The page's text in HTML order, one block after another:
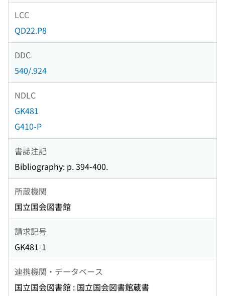
LCC
QD22.P8
DDC
540/.924
NDLC
GK481
G410-P
書誌注記
Bibliography: p. 394-400.
所蔵機関
国立国会図書館
請求記号
GK481-1
連携機関・データベース
国立国会図書館 : 国立国会図書館蔵書